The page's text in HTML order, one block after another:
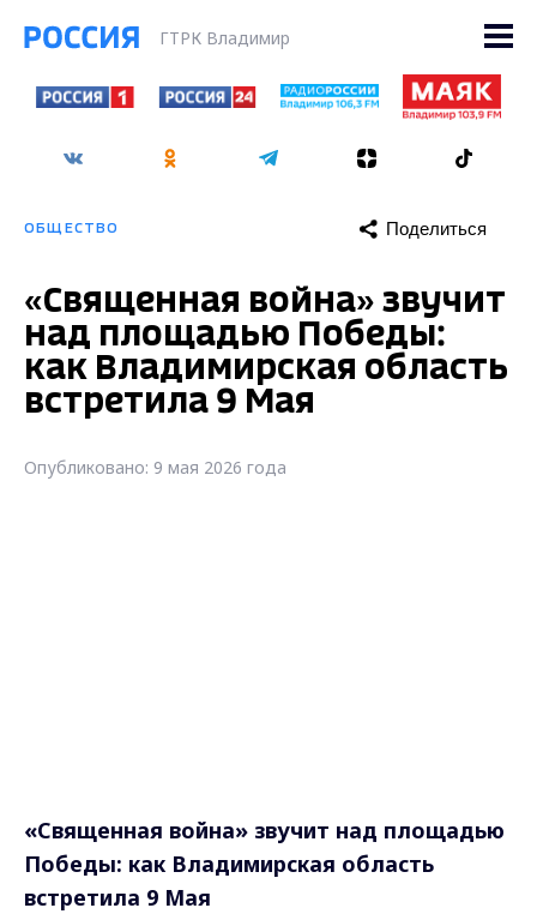
ГТРК Владимир
ОБЩЕСТВО Поделиться
«Священная война» звучит
над площадью Победы:
как Владимирская область
встретила 9 Мая
Опубликовано: 9 мая 2026 года
«Священная война» звучит над площадью
Победы: как Владимирская область
встретила 9 Мая